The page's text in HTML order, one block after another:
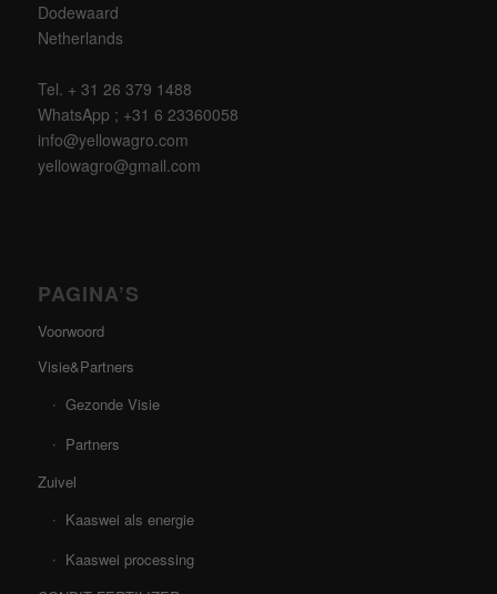
Dodewaard
Netherlands
Tel. + 31 26 379 1488
WhatsApp ; +31 6 23360058
info@yellowagro.com
yellowagro@gmail.com
PAGINA’S
Voorwoord
Visie&Partners
Gezonde Visie
Partners
Zuivel
Kaaswei als energie
Kaaswei processing